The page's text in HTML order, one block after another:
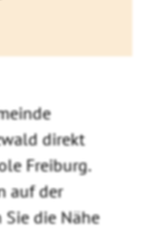
direkt
Freiburg.
auf der
Sie die Nähe